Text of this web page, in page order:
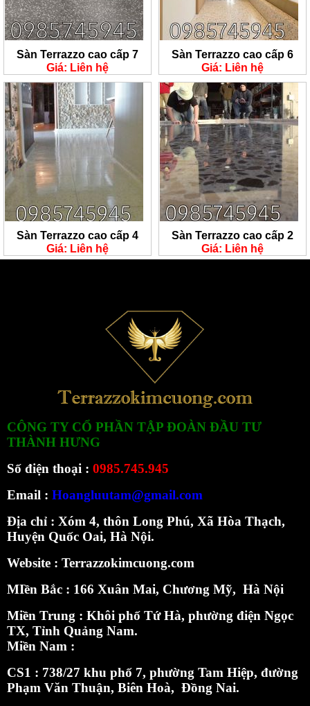
Sàn Terrazzo cao cấp 7
Giá: Liên hệ
Sàn Terrazzo cao cấp 6
Giá: Liên hệ
Sàn Terrazzo cao cấp 4
Giá: Liên hệ
Sàn Terrazzo cao cấp 2
Giá: Liên hệ
CÔNG TY CỔ PHẦN TẬP ĐOÀN ĐẦU TƯ
THÀNH HƯNG
Số điện thoại : 0985.745.945
Email : Hoangluutam@gmail.com
Địa chỉ : Xóm 4, thôn Long Phú, Xã Hòa Thạch,
Huyện Quốc Oai, Hà Nội.
Website : Terrazzokimcuong.com
MIền Bắc : 166 Xuân Mai, Chương Mỹ, Hà Nội
Miền Trung : Khôi phố Tứ Hà, phường điện Ngọc
TX, Tỉnh Quảng Nam.
Miền Nam :
CS1 : 738/27 khu phố 7, phường Tam Hiệp, đường
Phạm Văn Thuận, Biên Hoà, Đồng Nai.